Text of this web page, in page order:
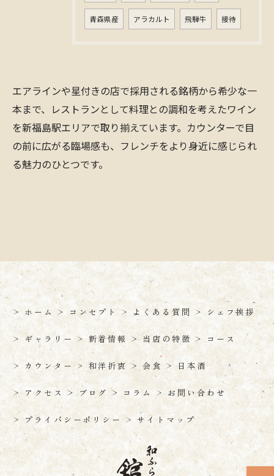
青森県産 アラカルト 飛騨牛 接待
エアラインや星付きの店で採用される銘柄から希少な一
本まで、レストランとして料理との調和を考えたワイン
を新福島駅エリアで取り揃えています。カウンターで目
の前に広がる臨場感も、フレンチをより身近に感じられ
る魅力のひとつです。
ホーム コンセプト よくある質問 シェフ挨拶
ギャラリー 新着情報 当店の特徴 コース
カウンター 和洋折衷 会食 日本酒
アクセス ブログ コラム お問い合わせ
プライバシーポリシー サイトマップ